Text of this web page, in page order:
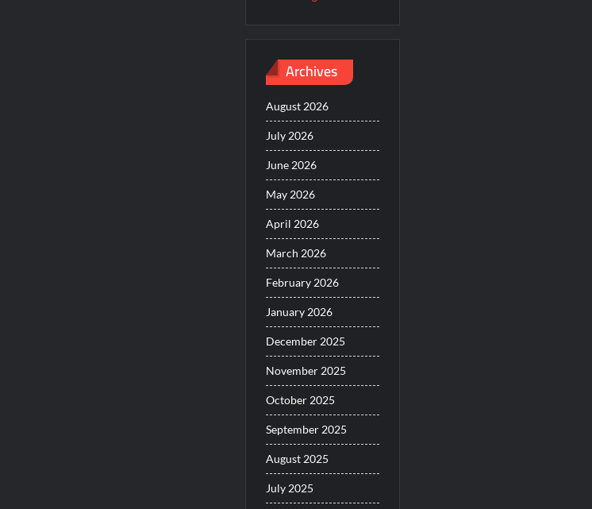
Archives
August 2026
July 2026
June 2026
May 2026
April 2026
March 2026
February 2026
January 2026
December 2025
November 2025
October 2025
September 2025
August 2025
July 2025